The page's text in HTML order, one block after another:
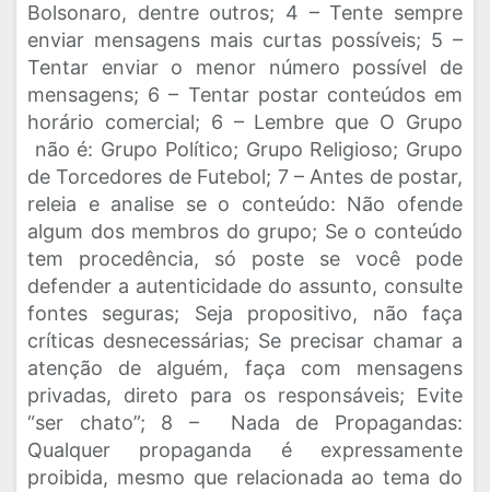
Bolsonaro, dentre outros; 4 – Tente sempre
enviar mensagens mais curtas possíveis; 5 –
Tentar enviar o menor número possível de
mensagens; 6 – Tentar postar conteúdos em
horário comercial; 6 – Lembre que O Grupo
não é: Grupo Político; Grupo Religioso; Grupo
de Torcedores de Futebol; 7 – Antes de postar,
releia e analise se o conteúdo: Não ofende
algum dos membros do grupo; Se o conteúdo
tem procedência, só poste se você pode
defender a autenticidade do assunto, consulte
fontes seguras; Seja propositivo, não faça
críticas desnecessárias; Se precisar chamar a
atenção de alguém, faça com mensagens
privadas, direto para os responsáveis; Evite
“ser chato”; 8 – Nada de Propagandas:
Qualquer propaganda é expressamente
proibida, mesmo que relacionada ao tema do